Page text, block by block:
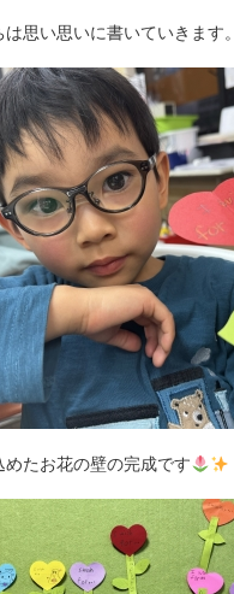
思い思いに書いていきます。
めたお花の壁の完成です